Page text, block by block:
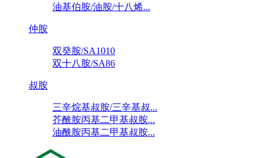
油基伯胺/油胺/十八烯...
仲胺
双癸胺/SA1010
双十八胺/SA86
叔胺
三辛烷基叔胺/三辛基叔...
芥酰胺丙基二甲基叔胺...
油酰胺丙基二甲基叔胺...